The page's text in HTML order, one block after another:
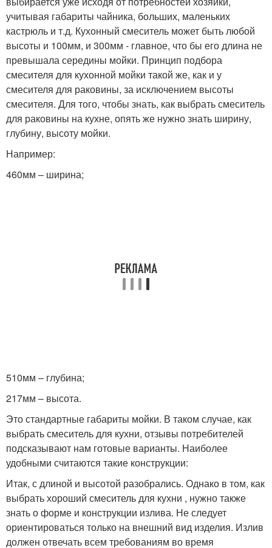
учитывая габариты чайника, больших, маленьких
кастрюль и т.д. Кухонный смеситель может быть любой
высоты и 100мм, и 300мм - главное, что бы его длина не
превышала середины мойки. Принцип подбора
смесителя для кухонной мойки такой же, как и у
смесителя для раковины, за исключением высоты
смесителя. Для того, чтобы знать, как выбрать смеситель
для раковины на кухне, опять же нужно знать ширину,
глубину, высоту мойки.
Например:
460мм – ширина;
510мм – глубина;
217мм – высота.
Это стандартные габариты мойки. В таком случае, как
выбрать смеситель для кухни, отзывы потребителей
подсказывают нам готовые варианты. Наиболее
удобными считаются такие конструкции:
Итак, с длиной и высотой разобрались. Однако в том, как
выбрать хороший смеситель для кухни , нужно также
знать о форме и конструкции излива. Не следует
ориентироваться только на внешний вид изделия. Излив
должен отвечать всем требованиям во время